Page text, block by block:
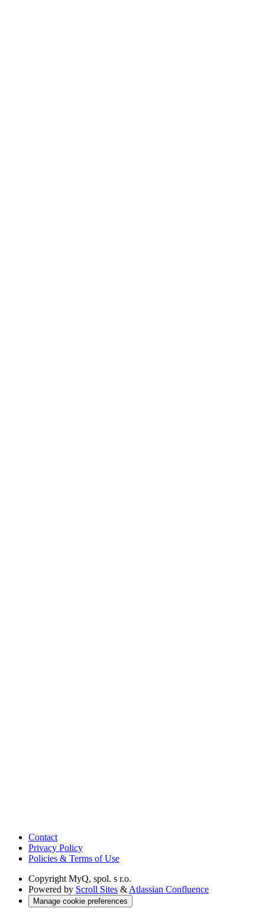
Contact
Privacy Policy
Policies & Terms of Use
Copyright MyQ, spol. s r.o.
Powered by Scroll Sites & Atlassian Confluence
Manage cookie preferences